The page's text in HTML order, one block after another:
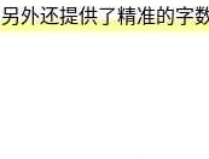
另外还提供了精准的字